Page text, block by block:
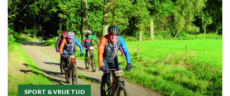
SPORT & VRIJE TIJD